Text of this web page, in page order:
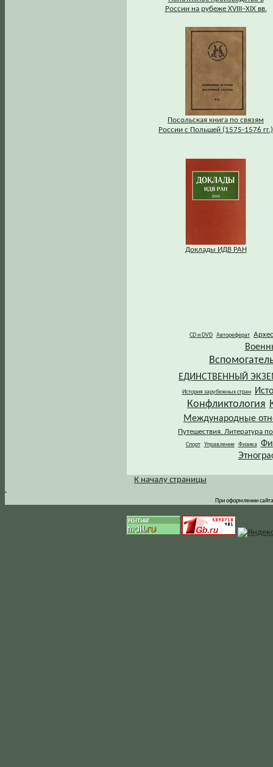
России на рубеже XVIII–XIX вв.
Посольская книга по связям
России с Польшей (1575-1576 гг.)
Доклады ИДВ РАН
CD и DVD Автореферат
ЕДИНСТВЕННЫЙ
История зарубежных стран
Конфликтология
Международные
Путешествия. Литература
Спорт Управление Физика
.
К началу страницы
При оформлении